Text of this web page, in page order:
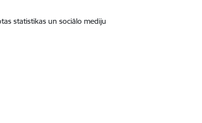
statistikas un sociālo mediju